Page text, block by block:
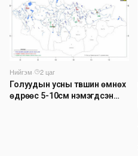
Нийгэм·
2 цаг
Голуудын усны түвшин өмнөх
өдрөөс 5-10см нэмэгдсэн